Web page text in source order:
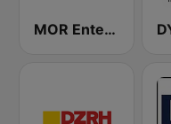
MOR Entertainment